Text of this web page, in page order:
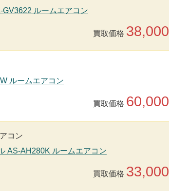
ルームエアコン
買取価格 38,000
ルームエアコン
買取価格 60,000
コン
AS-AH280K ルームエアコン
買取価格 33,000